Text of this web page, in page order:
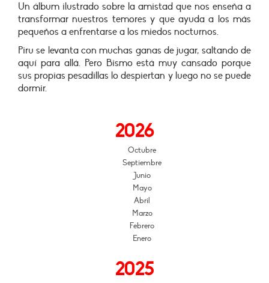
Un álbum ilustrado sobre la amistad que nos enseña a
transformar nuestros temores y que ayuda a los más
pequeños a enfrentarse a los miedos nocturnos.
Piru se levanta con muchas ganas de jugar, saltando de
aquí para allá. Pero Bismo está muy cansado porque
sus propias pesadillas lo despiertan y luego no se puede
dormir.
2026
Octubre
Septiembre
Junio
Mayo
Abril
Marzo
Febrero
Enero
2025